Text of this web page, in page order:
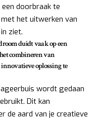
doorbraak te
het uitwerken van
ziet.
duidt vaak op een
combineren van
oplossing te
wordt gedaan
Dit kan
de aard van je creatieve